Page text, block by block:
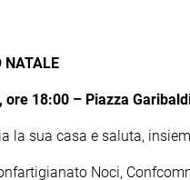
NATALE
ore 18:00 – Piazza
la sua casa e saluta,
Noci,